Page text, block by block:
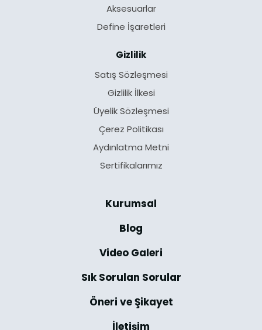
Aksesuarlar
Define İşaretleri
Gizlilik
Satış Sözleşmesi
Gizlilik İlkesi
Üyelik Sözleşmesi
Çerez Politikası
Aydınlatma Metni
Sertifikalarımız
Kurumsal
Blog
Video Galeri
Sık Sorulan Sorular
Öneri ve Şikayet
İletişim